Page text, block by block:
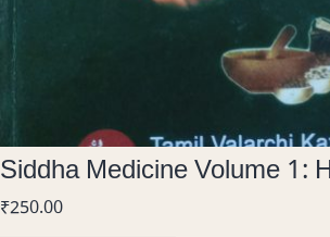
Siddha Medicine Volume 1:
₹250.00